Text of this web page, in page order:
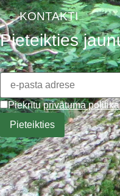
KONTAKTI
Pieteikties
Piekrītuprivātuma